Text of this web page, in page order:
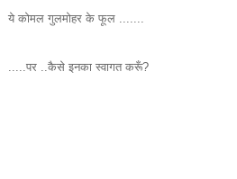
ये कोमल गुलमोहर के फूल .......
.....पर ..कैसे इनका स्वागत करूँ?